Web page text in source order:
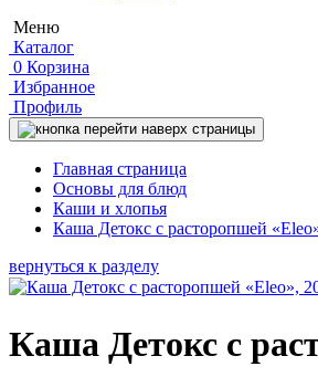
Меню
Каталог
0 Корзина
Избранное
Профиль
Главная страница
Основы для блюд
Каши и хлопья
Каша Детокс с расторопшей
вернуться к разделу
Каша Детокс с